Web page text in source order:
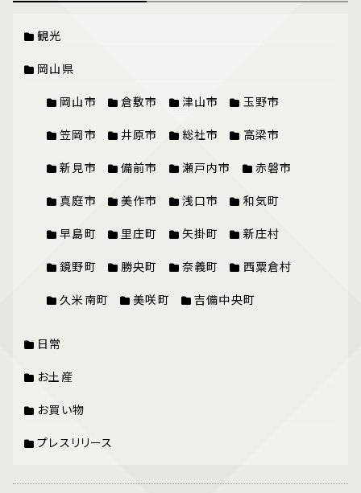
観光
岡山県
岡山市 倉敷市 津山市 玉野市
笠岡市 井原市 総社市 高梁市
新見市 備前市 瀬戸内市 赤磐市
真庭市 美作市 浅口市 和気町
早島町 里庄町 矢掛町 新庄村
鏡野町 勝央町 奈義町 西粟倉村
久米南町 美咲町 吉備中央町
日常
お土産
お買い物
プレスリリース